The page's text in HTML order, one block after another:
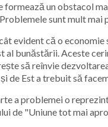
formează un obstacol
sunt mult mai
evident că o
al bunăstării. Aceste
să reînvie
de Est a trebuit să
a problemei o
de "Uniune tot mai